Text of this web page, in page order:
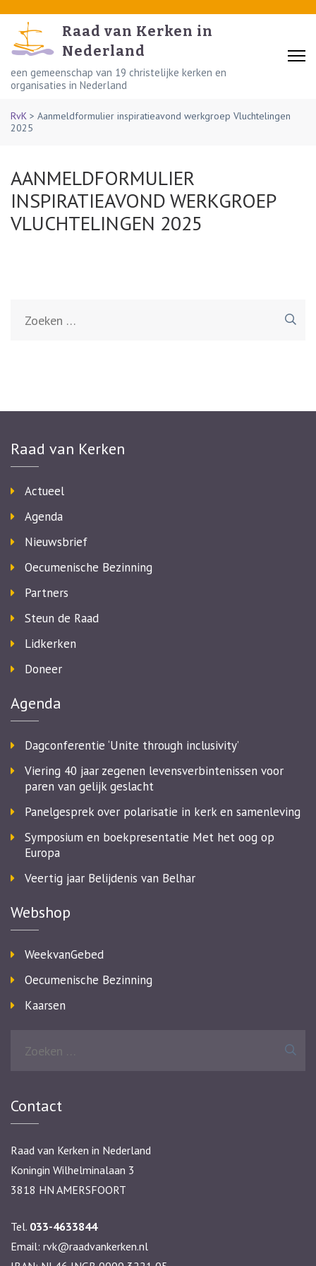
content
(Press
Enter)
Raad van Kerken in
Nederland
een gemeenschap van 19 christelijke kerken en
organisaties in Nederland
RvK > Aanmeldformulier inspiratieavond werkgroep Vluchtelingen
2025
AANMELDFORMULIER
INSPIRATIEAVOND WERKGROEP
VLUCHTELINGEN 2025
Raad van Kerken
Actueel
Agenda
Nieuwsbrief
Oecumenische Bezinning
Partners
Steun de Raad
Lidkerken
Doneer
Agenda
Dagconferentie ‘Unite through inclusivity’
Viering 40 jaar zegenen levensverbintenissen voor
paren van gelijk geslacht
Panelgesprek over polarisatie in kerk en samenleving
Symposium en boekpresentatie Met het oog op
Europa
Veertig jaar Belijdenis van Belhar
Webshop
WeekvanGebed
Oecumenische Bezinning
Kaarsen
Contact
Raad van Kerken in Nederland
Koningin Wilhelminalaan 3
3818 HN AMERSFOORT
Tel. 033-4633844
Email: rvk@raadvankerken.nl